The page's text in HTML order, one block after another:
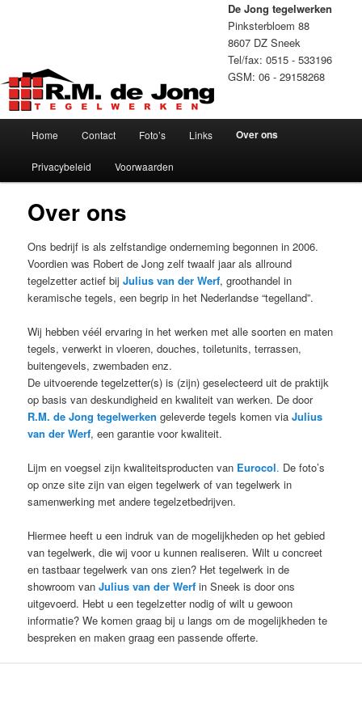
inhoud
De Jong tegelwerken
Pinksterbloem 88
8607 DZ Sneek
Tel/fax: 0515 - 533196
GSM: 06 - 29158268
Home Contact Foto’s Links Over ons
Privacybeleid Voorwaarden
Over ons
Ons bedrijf is als zelfstandige onderneming begonnen in 2006.
Voordien was Robert de Jong zelf twaalf jaar als allround
tegelzetter actief bijJulius van der Werf, groothandel in
keramische tegels, een begrip in het Nederlandse “tegelland”.
Wij hebben véél ervaring in het werken met alle soorten en maten
tegels, verwerkt in vloeren, douches, toiletunits, terrassen,
buitengevels, zwembaden enz.
De uitvoerende tegelzetter(s) is (zijn) geselecteerd uit de praktijk
op basis van deskundigheid en kwaliteit van werken. De door
R.M. de Jong tegelwerken geleverde tegels komen viaJulius
van der Werf, een garantie voor kwaliteit.
Lijm en voegsel zijn kwaliteitsproducten van Eurocol. De foto’s
op onze site zijn van eigen tegelwerk of van tegelwerk in
samenwerking met andere tegelzetbedrijven.
Hiermee heeft u een indruk van de mogelijkheden op het gebied
van tegelwerk, die wij voor u kunnen realiseren. Wilt u concreet
en tastbaar tegelwerk van ons zien? Het tegelwerk in de
showroom vanJulius van der Werf in Sneek is door ons
uitgevoerd. Hebt u een tegelzetter nodig of wilt u gewoon
informatie? We komen graag bij u langs om de mogelijkheden te
bespreken en maken graag een passende offerte.